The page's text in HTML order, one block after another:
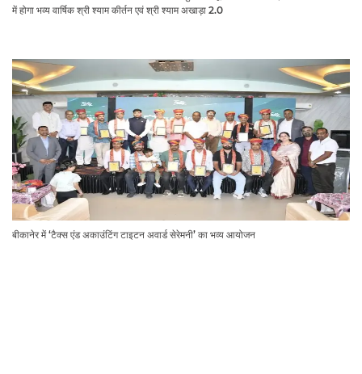
में होगा भव्य वार्षिक श्री श्याम कीर्तन एवं श्री श्याम अखाड़ा 2.0
बीकानेर में ‘टैक्स एंड अकाउंटिंग टाइटन अवार्ड सेरेमनी’ का भव्य आयोजन